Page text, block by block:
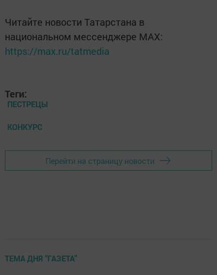
Читайте новости Татарстана в
национальном мессенджере MАХ:
https://max.ru/tatmedia
Теги:
ПЕСТРЕЦЫ
КОНКУРС
Перейти на страницу новости
ТЕМА ДНЯ "ГАЗЕТА"